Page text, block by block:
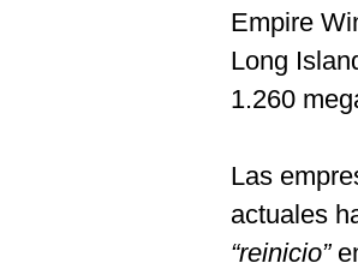
Empire
Long
1.260
Las
actuales
“reinicio”